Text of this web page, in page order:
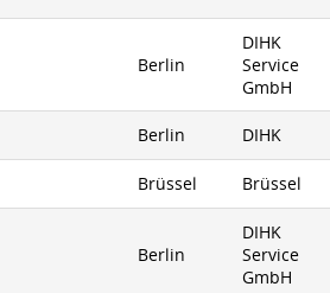
Berlin
DIHK
Service
GmbH
Berlin DIHK
Brüssel Brüssel
Berlin
DIHK
Service
GmbH